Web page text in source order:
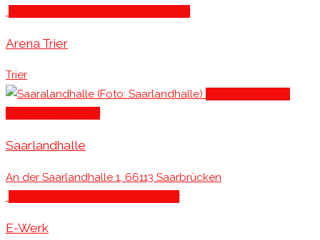
Arena Trier
Trier
Saarlandhalle
An der Saarlandhalle 1, 66113 Saarbrücken
E-Werk